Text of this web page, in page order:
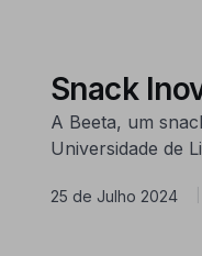
Snack
A Beeta, um
Universidade de
25 de Julho 2024